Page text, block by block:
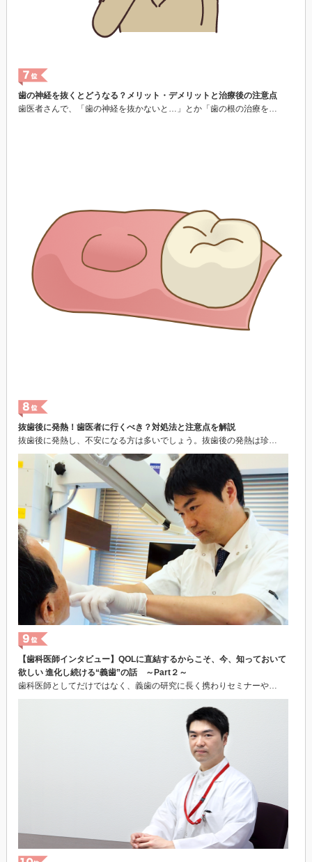
歯の神経を抜くとどうなる？メリット・デメリットと治療後の注意点
歯医者さんで、「歯の神経を抜かないと…」とか「歯の根の治療を…
抜歯後に発熱！歯医者に行くべき？対処法と注意点を解説
抜歯後に発熱し、不安になる方は多いでしょう。抜歯後の発熱は珍…
【歯科医師インタビュー】QOLに直結するからこそ、今、知っておいて
欲しい 進化し続ける“義歯”の話 ～Part２～
歯科医師としてだけではなく、義歯の研究に長く携わりセミナーや…